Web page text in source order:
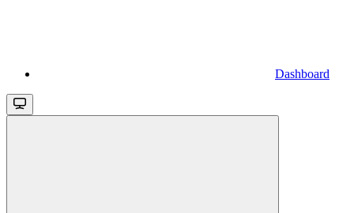
Dashboard